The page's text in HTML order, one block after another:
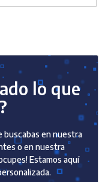
lo que
buscabas en nuestra
o en nuestra
Estamos aquí